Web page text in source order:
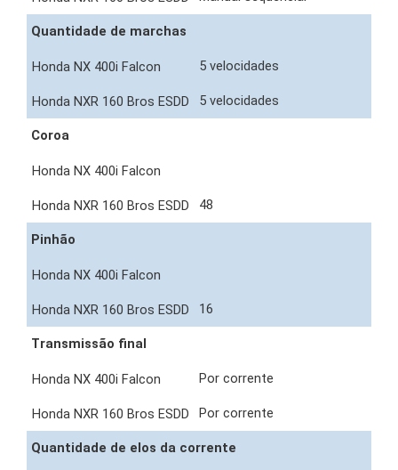
Quantidade de marchas
5 velocidades
5 velocidades
Coroa
48
Pinhão
16
Transmissão final
Por corrente
Por corrente
Quantidade de elos da corrente